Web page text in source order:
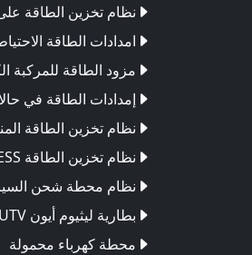
نظام تخزين الطاقة
امدادات الطاقة
مزود الطاقة للمركبة
إمدادات الطاقة في
نظام تخزين الطاقة
نظام تخزين الطاقة Microgrid ESS
نظام محطة شحن
بطارية ليثيوم أيون ATV & UTV
محطة كهرباء محمولة